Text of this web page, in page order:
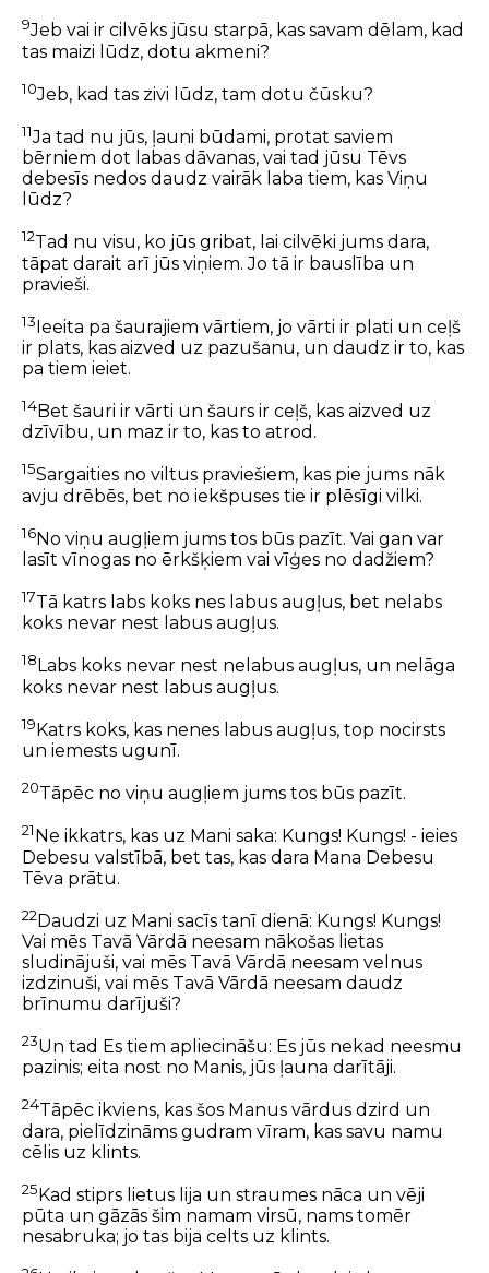
9Jeb vai ir cilvēks jūsu starpā, kas savam dēlam, kad
tas maizi lūdz, dotu akmeni?
10Jeb, kad tas zivi lūdz, tam dotu čūsku?
11Ja tad nu jūs, ļauni būdami, protat saviem
bērniem dot labas dāvanas, vai tad jūsu Tēvs
debesīs nedos daudz vairāk laba tiem, kas Viņu
lūdz?
12Tad nu visu, ko jūs gribat, lai cilvēki jums dara,
tāpat darait arī jūs viņiem. Jo tā ir bauslība un
pravieši.
13Ieeita pa šaurajiem vārtiem, jo vārti ir plati un ceļš
ir plats, kas aizved uz pazušanu, un daudz ir to, kas
pa tiem ieiet.
14Bet šauri ir vārti un šaurs ir ceļš, kas aizved uz
dzīvību, un maz ir to, kas to atrod.
15Sargaities no viltus praviešiem, kas pie jums nāk
avju drēbēs, bet no iekšpuses tie ir plēsīgi vilki.
16No viņu augļiem jums tos būs pazīt. Vai gan var
lasīt vīnogas no ērkšķiem vai vīģes no dadžiem?
17Tā katrs labs koks nes labus augļus, bet nelabs
koks nevar nest labus augļus.
18 Labs koks nevar nest nelabus augļus, un nelāga
koks nevar nest labus augļus.
19Katrs koks, kas nenes labus augļus, top nocirsts
un iemests ugunī.
20Tāpēc no viņu augļiem jums tos būs pazīt.
21 Ne ikkatrs, kas uz Mani saka: Kungs! Kungs! - ieies
Debesu valstībā, bet tas, kas dara Mana Debesu
Tēva prātu.
22Daudzi uz Mani sacīs tanī dienā: Kungs! Kungs!
Vai mēs Tavā Vārdā neesam nākošas lietas
sludinājuši, vai mēs Tavā Vārdā neesam velnus
izdzinuši, vai mēs Tavā Vārdā neesam daudz
brīnumu darījuši?
23Un tad Es tiem apliecināšu: Es jūs nekad neesmu
pazinis; eita nost no Manis, jūs ļauna darītāji.
24Tāpēc ikviens, kas šos Manus vārdus dzird un
dara, pielīdzināms gudram vīram, kas savu namu
cēlis uz klints.
25Kad stiprs lietus lija un straumes nāca un vēji
pūta un gāzās šim namam virsū, nams tomēr
nesabruka; jo tas bija celts uz klints.